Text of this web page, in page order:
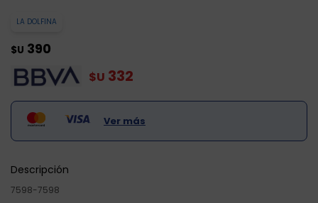
LA DOLFINA
$U 390
$U 332
Ver más
Descripción
7598-7598